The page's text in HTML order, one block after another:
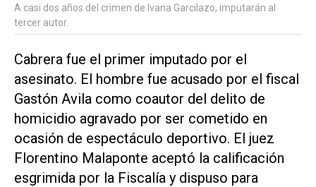
A casi dos años del crimen de Ivana Garcilazo, imputarán al
tercer autor.
Cabrera fue el primer imputado por el
asesinato. El hombre fue acusado por el fiscal
Gastón Avila como coautor del delito de
homicidio agravado por ser cometido en
ocasión de espectáculo deportivo. El juez
Florentino Malaponte aceptó la calificación
esgrimida por la Fiscalía y dispuso para